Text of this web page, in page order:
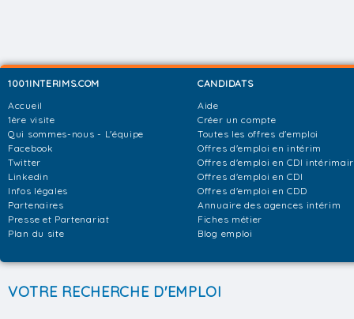
1001INTERIMS.COM
Accueil
1ère visite
Qui sommes-nous - L'équipe
Facebook
Twitter
Linkedin
Infos légales
Partenaires
Presse et Partenariat
Plan du site
CANDIDATS
Aide
Créer un compte
Toutes les offres d'emploi
Offres d'emploi en intérim
Offres d'emploi en CDI
Offres d'emploi en CDI
Offres d'emploi en CDD
Annuaire des agences intérim
Fiches métier
Blog emploi
VOTRE RECHERCHE D'EMPLOI